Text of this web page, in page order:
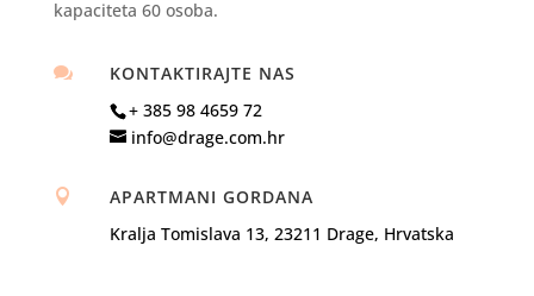
kapaciteta 60 osoba.

KONTAKTIRAJTE NAS
+ 385 98 4659 72
info@drage.com.hr

APARTMANI GORDANA
Kralja Tomislava 13, 23211 Drage, Hrvatska